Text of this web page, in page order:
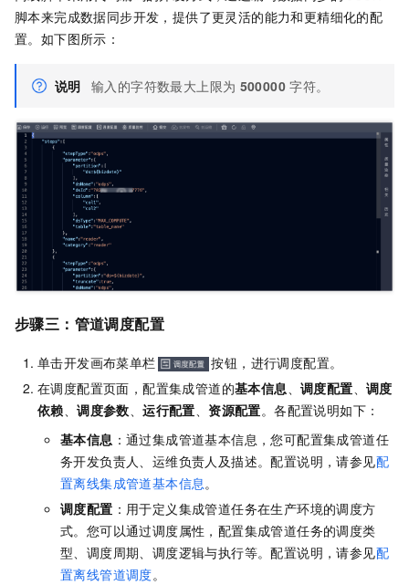
脚本来完成数据同步开发，提供了更灵活的能力和更精细化的配
置。如下图所示：
说明 输入的字符数最大上限为 500000 字符。
步骤三：管道调度配置
单击开发画布菜单栏
按钮，进行调度配置。
在调度配置页面，配置集成管道的基本信息、调度配置、调度
依赖、调度参数、运行配置、资源配置。各配置说明如下：
基本信息 ：通过集成管道基本信息，您可配置集成管道任
务开发负责人、运维负责人及描述。配置说明，请参见配
置离线集成管道基本信息。
调度配置 ：用于定义集成管道任务在生产环境的调度方
式。您可以通过调度属性，配置集成管道任务的调度类
型、调度周期、调度逻辑与执行等。配置说明，请参见配
置离线管道调度。